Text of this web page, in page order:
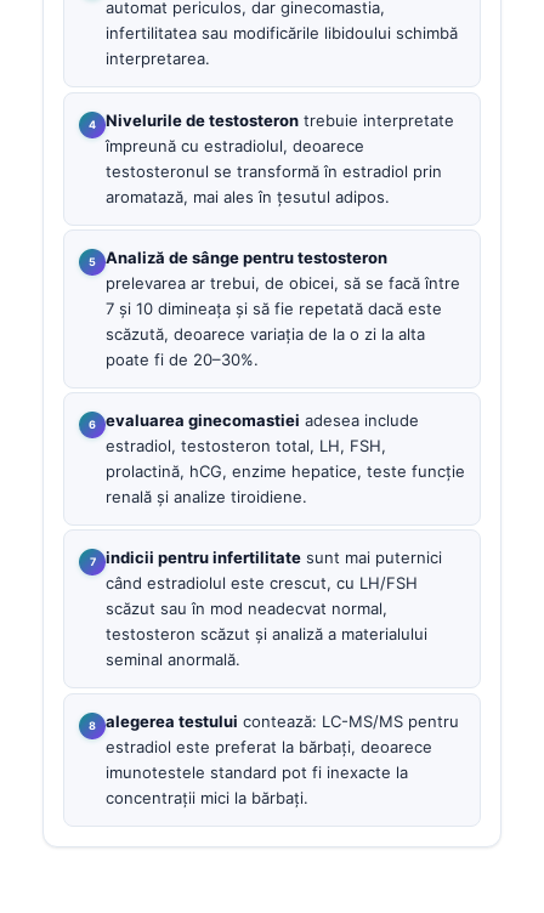
automat periculos, dar ginecomastia,
infertilitatea sau modificările libidoului schimbă
interpretarea.
Nivelurile de testosteron trebuie interpretate
împreună cu estradiolul, deoarece
testosteronul se transformă în estradiol prin
aromatază, mai ales în țesutul adipos.
Analiză de sânge pentru testosteron
prelevarea ar trebui, de obicei, să se facă între
7 și 10 dimineața și să fie repetată dacă este
scăzută, deoarece variația de la o zi la alta
poate fi de 20–30%.
evaluarea ginecomastiei adesea include
estradiol, testosteron total, LH, FSH,
prolactină, hCG, enzime hepatice, teste funcție
renală și analize tiroidiene.
indicii pentru infertilitate sunt mai puternici
când estradiolul este crescut, cu LH/FSH
scăzut sau în mod neadecvat normal,
testosteron scăzut și analiză a materialului
seminal anormală.
alegerea testului contează: LC-MS/MS pentru
estradiol este preferat la bărbați, deoarece
imunotestele standard pot fi inexacte la
concentrații mici la bărbați.